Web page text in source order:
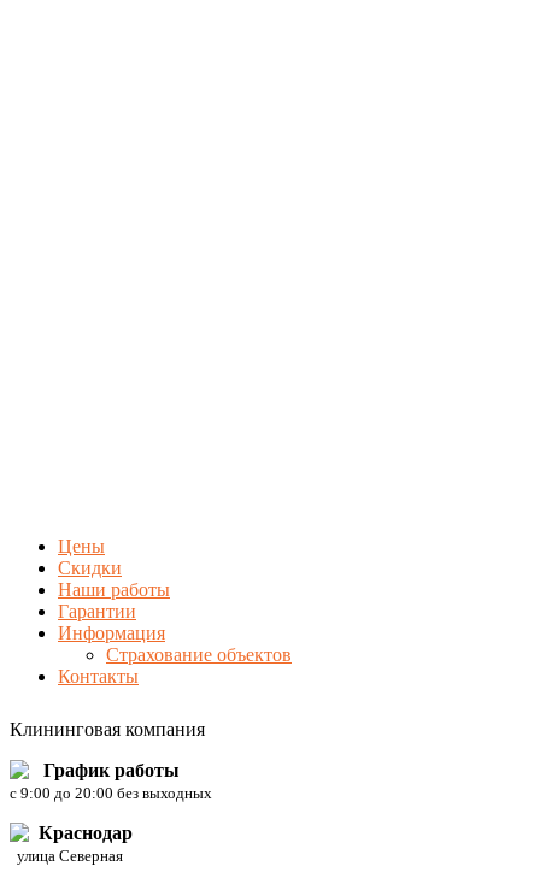
Цены
Скидки
Наши работы
Гарантии
Информация
Страхование объектов
Контакты
Клининговая компания
График работы
c 9:00 до 20:00 без выходных
Краснодар
улица Северная